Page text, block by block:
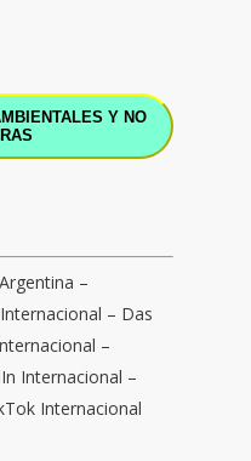
Y NO
–
– Das
–
Internacional –
Internacional